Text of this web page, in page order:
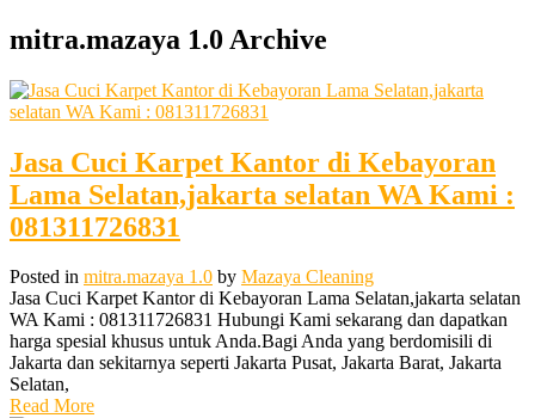
mitra.mazaya 1.0 Archive
Jasa Cuci Karpet Kantor di Kebayoran
Lama Selatan,jakarta selatan WA Kami :
081311726831
Posted in mitra.mazaya 1.0 by Mazaya Cleaning
Jasa Cuci Karpet Kantor di Kebayoran Lama Selatan,jakarta selatan
WA Kami : 081311726831 Hubungi Kami sekarang dan dapatkan
harga spesial khusus untuk Anda.Bagi Anda yang berdomisili di
Jakarta dan sekitarnya seperti Jakarta Pusat, Jakarta Barat, Jakarta
Selatan,
Read More